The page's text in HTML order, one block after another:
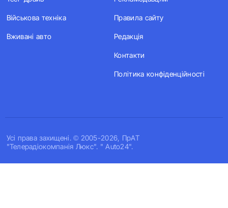
Усi права захищенi. © 2005-2026, ПрАТ
"Телерадіокомпанія Люкс". " Auto24".
Військова техніка
Вживані авто
Правила сайту
Редакція
Контакти
Політика конфіденційності